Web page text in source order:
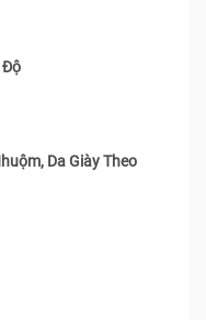
Độ
Da Giày Theo